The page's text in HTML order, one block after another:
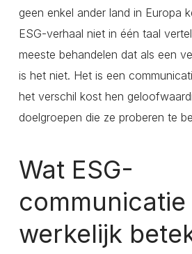
geen enkel ander land in Europa
ESG-verhaal niet in één taal
meeste behandelen dat als een
is het niet. Het is een
het verschil kost hen
doelgroepen die ze proberen te
Wat ESG-
communicatie
werkelijk